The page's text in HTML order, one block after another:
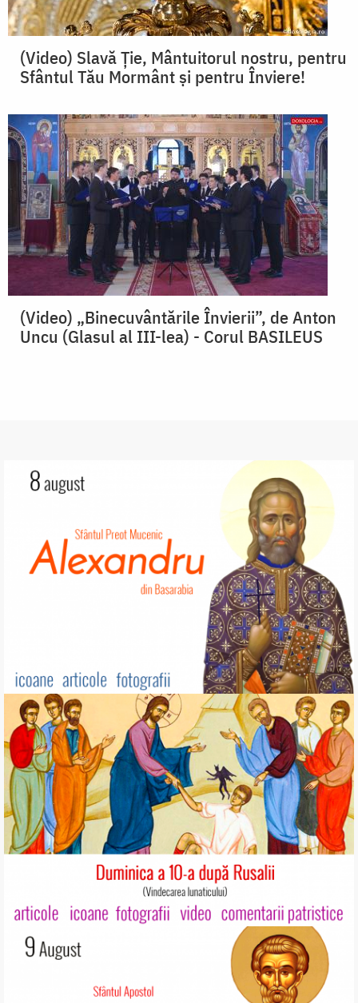
(Video) Slavă Ție, Mântuitorul nostru, pentru
Sfântul Tău Mormânt și pentru Înviere!
(Video) „Binecuvântările Învierii”, de Anton
Uncu (Glasul al III-lea) - Corul BASILEUS